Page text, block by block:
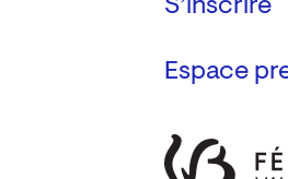
Espace